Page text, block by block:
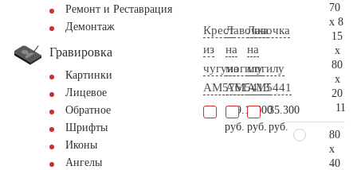
Ремонт и Реставрация
Демонтаж
Гравировка
Картинки
Лицевое
Обратное
Шрифты
Иконы
Ангелы
Крест
из
чугуна
AM5761
109.100
руб.
Лавочка
на
могилу
AM5413
6.300
руб.
Лавочка
на
могилу
AM5441
35.300
руб.
70
x 8
15
x
80
x
20
80
x
40